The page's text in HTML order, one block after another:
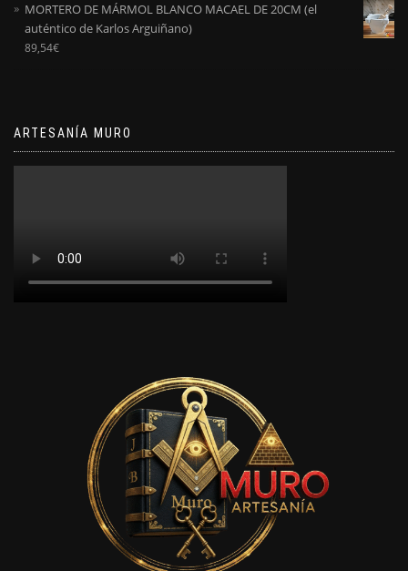
MORTERO DE MÁRMOL BLANCO MACAEL DE 20CM (el
auténtico de Karlos Arguiñano)
89,54€
ARTESANÍA MURO